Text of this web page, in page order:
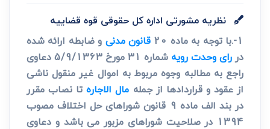
نظریه مشورتی اداره کل حقوقی قوه قضاییه
1-.با توجه به ماده 20 قانون مدنی و ضابطه ارائه شده
دررای وحدت رویه
شماره 31 مورخ 5/9/1363 دعاوی
راجع به مطالبه وجوه مربوط به اموال غیر منقول ناشی
از عقود و قراردادها از جمله مال الاجارهتا نصاب مقرر
در بند الف ماده 9 قانون شوراهای حل اختلاف مصوب
1394 در صلاحیت شوراهای مزبور می باشد و دعاوی